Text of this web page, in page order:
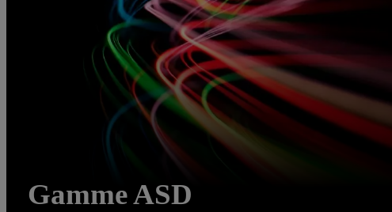
Gamme ASD